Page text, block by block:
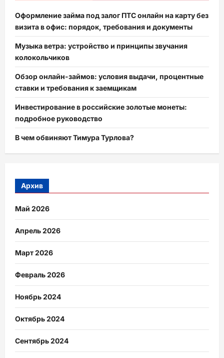
Оформление займа под залог ПТС онлайн на карту без
визита в офис: порядок, требования и документы
Музыка ветра: устройство и принципы звучания
колокольчиков
Обзор онлайн-займов: условия выдачи, процентные
ставки и требования к заемщикам
Инвестирование в российские золотые монеты:
подробное руководство
В чем обвиняют Тимура Турлова?
Архив
Май 2026
Апрель 2026
Март 2026
Февраль 2026
Ноябрь 2024
Октябрь 2024
Сентябрь 2024